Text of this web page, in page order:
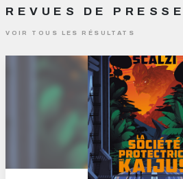
REVUES DE PRESSE
VOIR TOUS LES RÉSULTATS